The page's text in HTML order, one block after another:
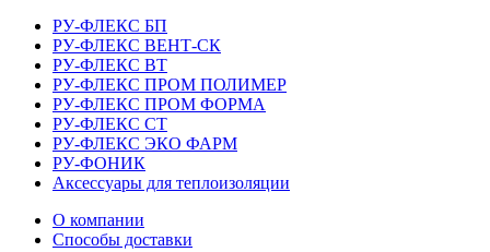
РУ-ФЛЕКС БП
РУ-ФЛЕКС ВЕНТ-СК
РУ-ФЛЕКС ВТ
РУ-ФЛЕКС ПРОМ ПОЛИМЕР
РУ-ФЛЕКС ПРОМ ФОРМА
РУ-ФЛЕКС СТ
РУ-ФЛЕКС ЭКО ФАРМ
РУ-ФОНИК
Аксессуары для теплоизоляции
О компании
Способы доставки